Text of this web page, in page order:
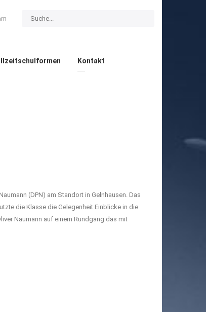
Kontakt
(DPN) am Standort in Gelnhausen. Das
die Klasse die Gelegenheit Einblicke in die
Naumann auf einem Rundgang das mit